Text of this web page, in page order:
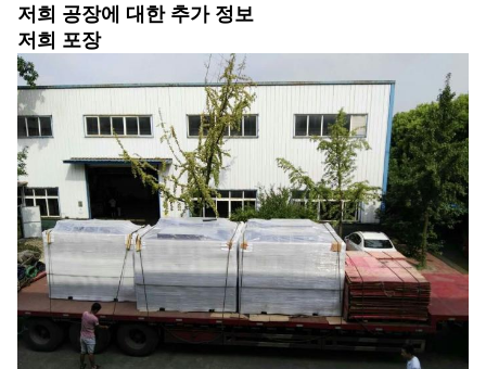
저희 공장에 대한 추가 정보
저희 포장